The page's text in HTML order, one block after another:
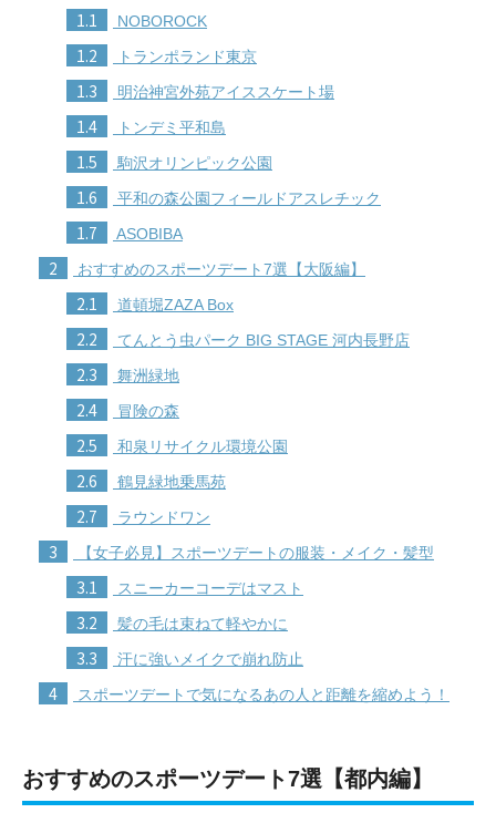
1.1 NOBOROCK
1.2 トランポランド東京
1.3 明治神宮外苑アイススケート場
1.4 トンデミ平和島
1.5 駒沢オリンピック公園
1.6 平和の森公園フィールドアスレチック
1.7 ASOBIBA
2 おすすめのスポーツデート7選【大阪編】
2.1 道頓堀ZAZA Box
2.2 てんとう虫パーク BIG STAGE 河内長野店
2.3 舞洲緑地
2.4 冒険の森
2.5 和泉リサイクル環境公園
2.6 鶴見緑地乗馬苑
2.7 ラウンドワン
3 【女子必見】スポーツデートの服装・メイク・髪型
3.1 スニーカーコーデはマスト
3.2 髪の毛は束ねて軽やかに
3.3 汗に強いメイクで崩れ防止
4 スポーツデートで気になるあの人と距離を縮めよう！
おすすめのスポーツデート7選【都内編】